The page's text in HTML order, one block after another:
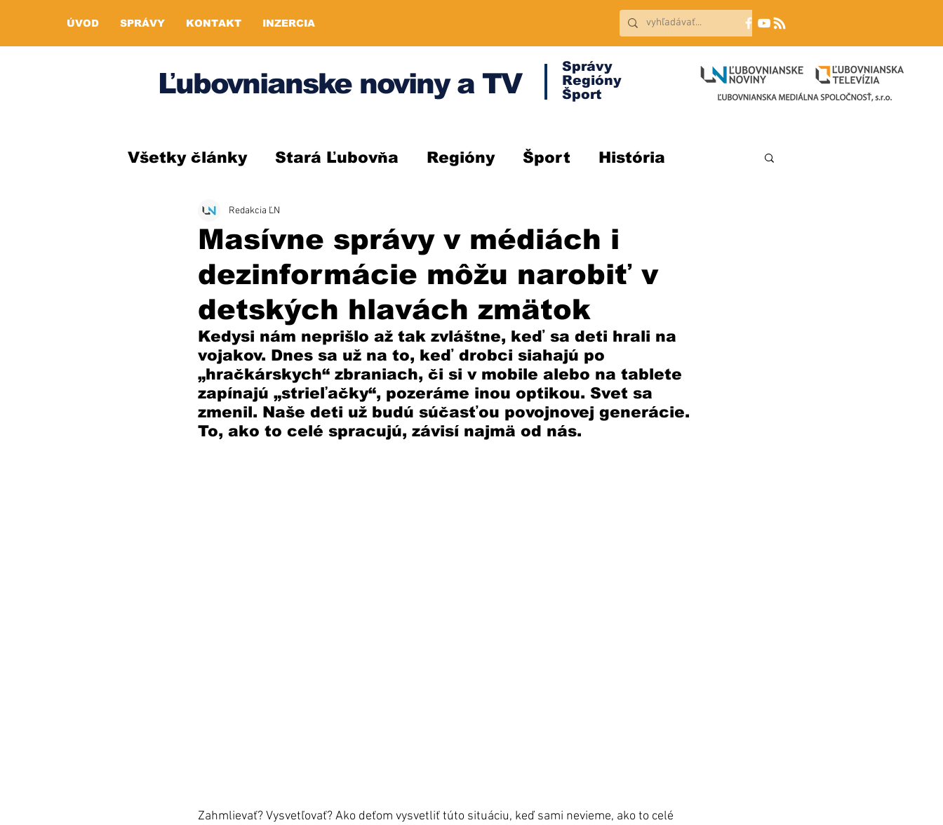
ÚVOD SPRÁVY KONTAKT INZERCIA
Ľubovnianske noviny a TV
Správy
Regióny
Šport
Všetky články Stará Ľubovňa Regióny Šport História
Masívne správy v médiách i
dezinformácie môžu narobiť v
detských hlavách zmätok
Redakcia ĽN
Kedysi nám neprišlo až tak zvláštne, keď sa deti hrali na
vojakov. Dnes sa už na to, keď drobci siahajú po
„hračkárskych“ zbraniach, či si v mobile alebo na tablete
zapínajú „strieľačky“, pozeráme inou optikou. Svet sa
zmenil. Naše deti už budú súčasťou povojnovej generácie.
To, ako to celé spracujú, závisí najmä od nás.
Zahmlievať? Vysvetľovať? Ako deťom vysvetliť túto situáciu, keď sami nevieme, ako to celé